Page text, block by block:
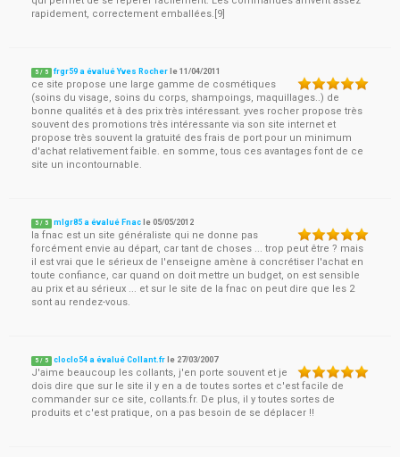
rapidement, correctement emballées.[9]
5 / 5 frgr59 a évalué Yves Rocher le11/04/2011
ce site propose une large gamme de cosmétiques
(soins du visage, soins du corps, shampoings, maquillages..) de
bonne qualités et à des prix très intéressant. yves rocher propose très
souvent des promotions très intéressante via son site internet et
propose très souvent la gratuité des frais de port pour un minimum
d'achat relativement faible. en somme, tous ces avantages font de ce
site un incontournable.
5 / 5 mlgr85 a évalué Fnac le05/05/2012
la fnac est un site généraliste qui ne donne pas
forcément envie au départ, car tant de choses ... trop peut être ? mais
il est vrai que le sérieux de l'enseigne amène à concrétiser l'achat en
toute confiance, car quand on doit mettre un budget, on est sensible
au prix et au sérieux ... et sur le site de la fnac on peut dire que les 2
sont au rendez-vous.
5 / 5 cloclo54 a évalué Collant.fr le 27/03/2007
J'aime beaucoup les collants, j'en porte souvent et je
dois dire que sur le site il y en a de toutes sortes et c'est facile de
commander sur ce site, collants.fr. De plus, il y toutes sortes de
produits et c'est pratique, on a pas besoin de se déplacer !!